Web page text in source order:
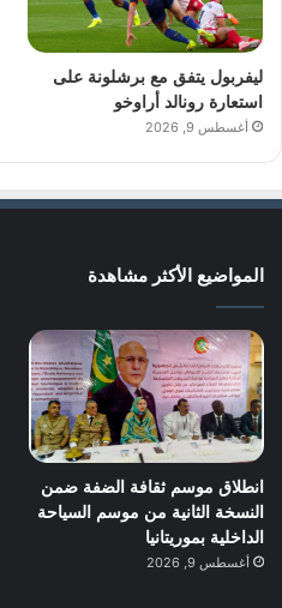
ليفربول يتفق مع برشلونة على
استعارة رونالد أراوخو
أغسطس 9, 2026
المواضيع الأكثر مشاهدة
انطلاق موسم ثقافة الضفة ضمن
النسخة الثانية من موسم السياحة
الداخلية بموريتانيا
أغسطس 9, 2026